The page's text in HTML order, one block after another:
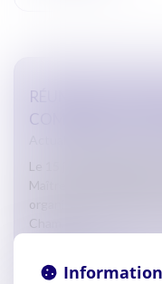
RÉUNION DE
COMMERCE ET
Le 15 janvier 2025,
Maître Charline
organisée par
Cham...